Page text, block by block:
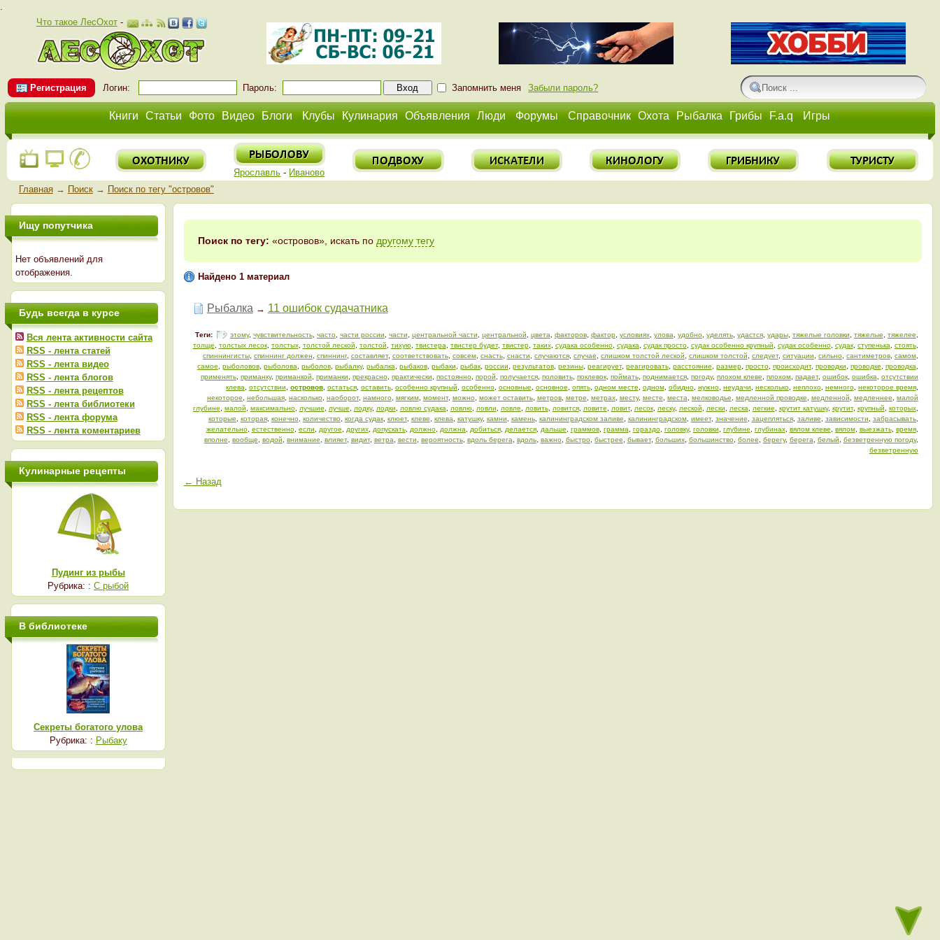
.
Что такое ЛесОхот-
Регистрация Логин: Пароль: Запомнить меня Забыли пароль?
Книги Статьи Фото Видео Блоги Клубы Кулинария Объявления Люди Форумы Справочник Охота Рыбалка Грибы F.a.q Игры
Ярославль - Иваново
Главная→ Поиск→ Поиск по тегу "островов"
Поиск по тегу: «островов», искать по другому тегу
Найдено 1 материал
Рыбалка→ 11 ошибок судачатника
Теги: этому, чувствительность, часто, части россии части центральной части центральной цвета факторов, фактор, условиях, улова удобно, уделять, удастся, удары, тяжелые головки тяжелые тяжелее
толще
толстых лесок, толстых, толстой леской толстой тихую твистера твистер будет, твистер, таких, судака особенно, судака судак просто, судак особенно крупный судак особенно, судак, ступенька стоять,
спиннингисты, спиннинг должен спиннинг, составляет, соответствовать, совсем, снасть, снасти случаются, случае слишком толстой леской слишком толстой следует, ситуации сильно, сантиметров, самом,
самое
рыболовов, рыболова рыболов, рыбалку, рыбалка рыбаков, рыбаки рыбак, россии результатов, резины, реагирует, реагировать, расстояние размер, просто, происходит, проводки проводке проводка
применять, приманку, приманкой приманки прекрасно, практически постоянно, порой получается, половить, поклевок, поймать, поднимается, погоду, плохом клеве плохом, падает, ошибок, ошибка
отсутствии
клева
отсутствии островов, остаться, оставить, особенно крупный особенно, основные основное опять, одном месте одном, обидно, нужно, неудачи несколько, неплохо, немного, некоторое время,
некоторое
небольшая, насколько, наоборот, намного, мягким, момент, можно, может оставить, метров, метре метрах, месту, месте места мелководье медленной проводке медленной медленнее
малой
глубине
малой максимально, лучшие лучше лодку, лодки ловлю судака ловлю ловли ловле ловить, ловится, ловите ловит, лесок, леску, леской лески леска легкие крутит катушку, крутит, крупный которых,
которые
которая, конечно, количество, когда судак, клюет, клеве клева катушку, камни камень, калининградском заливе калининградском, имеет, значение зацепляться, заливе зависимости забрасывать,
желательно, естественно, если другое других, допускать, должно, должна добиться, делается, дальше граммов, грамма гораздо, головку, головки глубине глубинах, вялом клеве вялом, выезжать, время,
вполне
вообще водой внимание влияет, видит, ветра вести вероятность, вдоль берега вдоль, важно, быстро, быстрее бывает, больших, большинство, более берегу, берега белый безветренную погоду,
безветренную
← Назад
Ищу попутчика
Нет объявлений для
отображения.
Будь всегда в курсе
Вся лента активности сайта
RSS - лента статей
RSS - лента видео
RSS - лента блогов
RSS - лента рецептов
RSS - лента библиотеки
RSS - лента форума
RSS - лента коментариев
Кулинарные рецепты
Пудинг из рыбы
Рубрика: :С рыбой
В библиотеке
Секреты богатого улова
Рубрика: : Рыбаку